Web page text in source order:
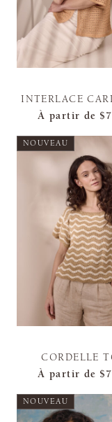
INTERLACE
À partir de
NOUVEAU
CORDELLE
À partir de
NOUVEAU